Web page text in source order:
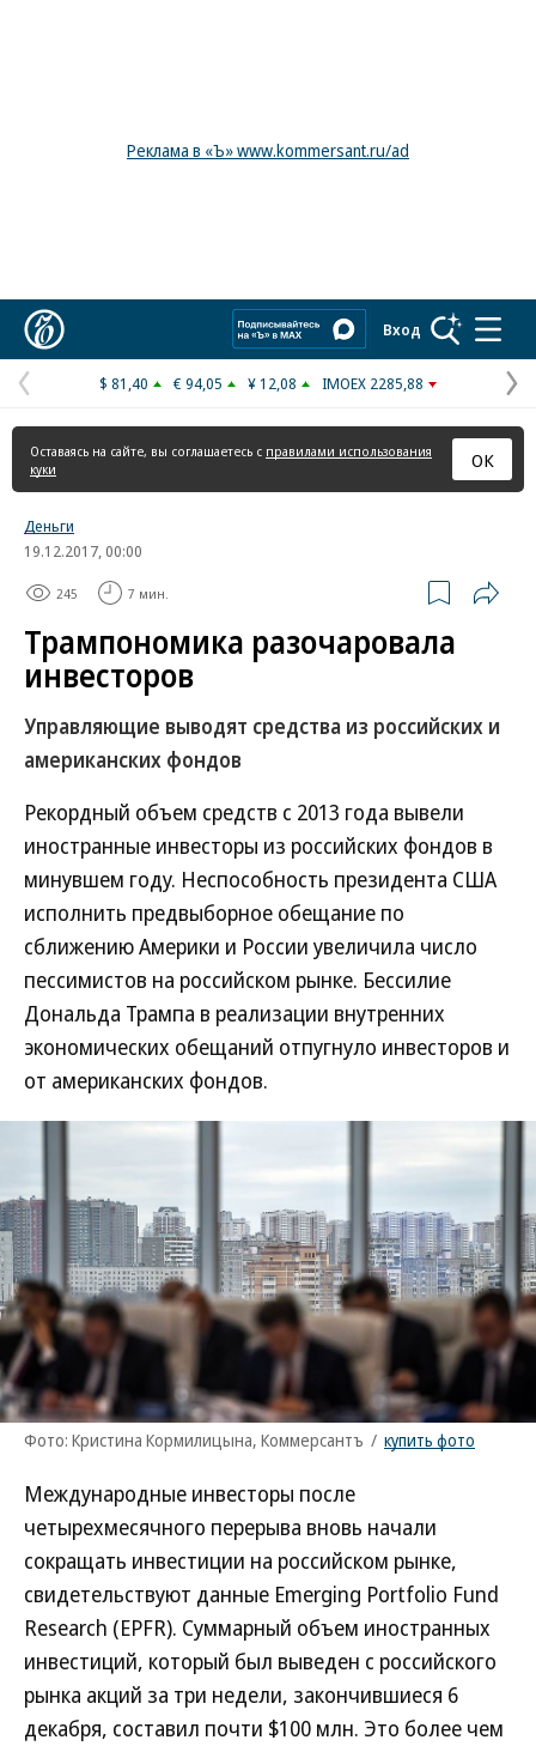
Реклама в «Ъ» www.kommersant.ru/ad
Вход
Предыдущая
страница
$ 81,40 € 94,05 ¥ 12,08 IMOEX 2285,88
Оставаясь на сайте, вы соглашаетесь с правилами использования
куки
ОК
Деньги
19.12.2017, 00:00
245 7 мин.
Трампономика разочаровала
инвесторов
Управляющие выводят средства из российских и
американских фондов
Рекордный объем средств с 2013 года вывели
иностранные инвесторы из российских фондов в
минувшем году. Неспособность президента США
исполнить предвыборное обещание по
сближению Америки и России увеличила число
пессимистов на российском рынке. Бессилие
Дональда Трампа в реализации внутренних
экономических обещаний отпугнуло инвесторов и
от американских фондов.
Фото: Кристина Кормилицына, Коммерсантъ / купить фото
Международные инвесторы после
четырехмесячного перерыва вновь начали
сокращать инвестиции на российском рынке,
свидетельствуют данные Emerging Portfolio Fund
Research (EPFR). Суммарный объем иностранных
инвестиций, который был выведен с российского
рынка акций за три недели, закончившиеся 6
декабря, составил почти $100 млн. Это более чем